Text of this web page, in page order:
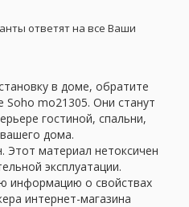
ответят на все Ваши
в доме, обратите
Soho mo21305. Они станут
гостиной, спальни,
дома.
Этот материал нетоксичен
эксплуатации.
информацию о свойствах
интернет-магазина